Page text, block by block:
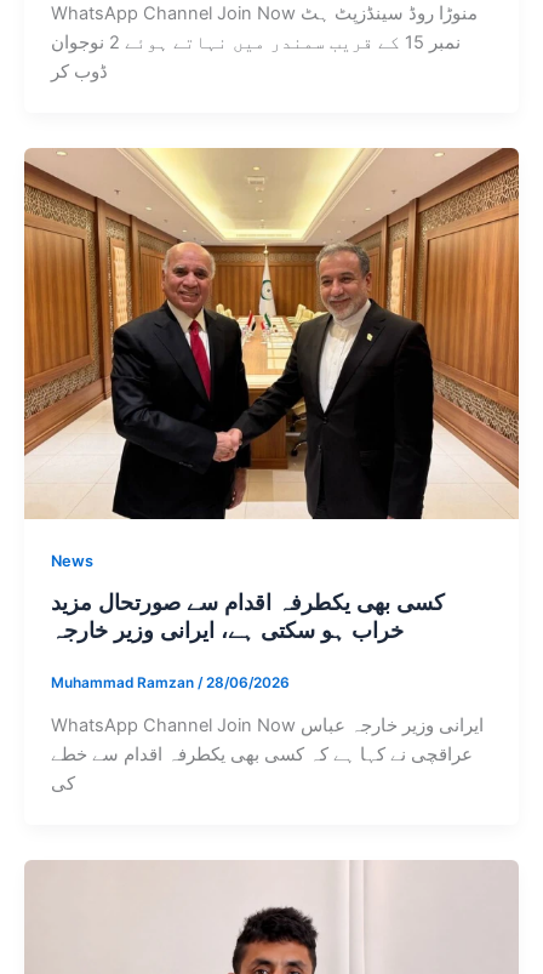
WhatsApp Channel Join Now منوڑا روڈ سینڈزپٹ ہٹ
نمبر 15 کے قریب سمندر میں نہاتے ہوئے 2 نوجوان
ڈوب کر
News
کسی بھی یکطرفہ اقدام سے صورتحال مزید
خراب ہو سکتی ہے، ایرانی وزیر خارجہ
Muhammad Ramzan /28/06/2026
WhatsApp Channel Join Now ایرانی وزیر خارجہ عباس
عراقچی نے کہا ہے کہ کسی بھی یکطرفہ اقدام سے خطے
کی